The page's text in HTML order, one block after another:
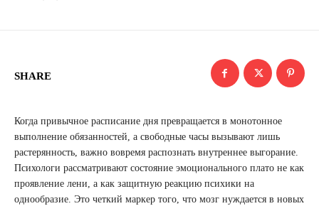
SHARE
Когда привычное расписание дня превращается в монотонное
выполнение обязанностей, а свободные часы вызывают лишь
растерянность, важно вовремя распознать внутреннее выгорание.
Психологи рассматривают состояние эмоционального плато не как
проявление лени, а как защитную реакцию психики на
однообразие. Это четкий маркер того, что мозг нуждается в новых